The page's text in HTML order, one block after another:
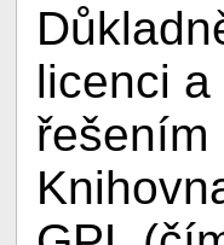
licenci
řešením